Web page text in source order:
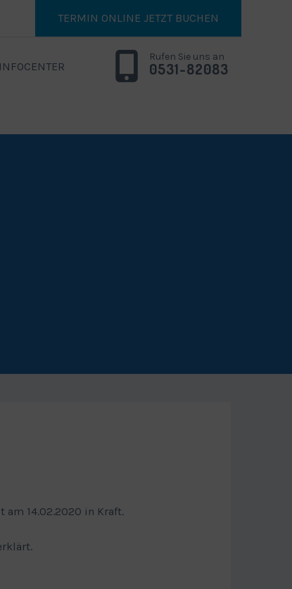
TERMIN ONLINE JETZT BUCHEN
INFOCENTER
Rufen Sie uns an
0531-82083
14.02.2020 in Kraft.